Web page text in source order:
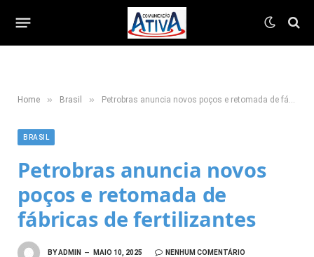
Home » Brasil » Petrobras anuncia novos poços e retomada de fábricas de fertilizantes
BRASIL
Petrobras anuncia novos
poços e retomada de
fábricas de fertilizantes
BYADMIN MAIO 10, 2025 NENHUM COMENTÁRIO